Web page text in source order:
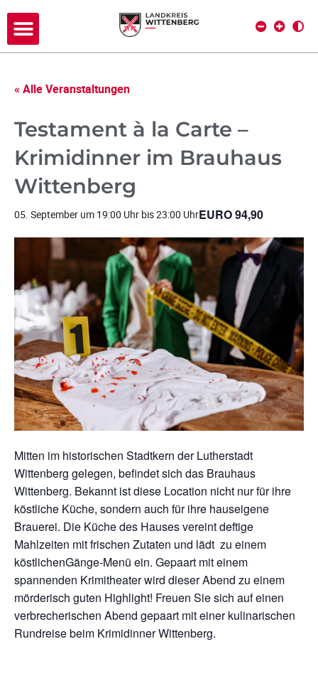
« Alle Veranstaltungen
Testament à la Carte –
Krimidinner im Brauhaus
Wittenberg
05. September um 19:00 Uhr bis23:00 UhrEURO 94,90
Mitten im historischen Stadtkern der Lutherstadt
Wittenberg gelegen, befindet sich das Brauhaus
Wittenberg. Bekannt ist diese Location nicht nur für ihre
köstliche Küche, sondern auch für ihre hauseigene
Brauerei. Die Küche des Hauses vereint deftige
Mahlzeiten mit frischen Zutaten und lädt zu einem
köstlichenGänge-Menü ein. Gepaart mit einem
spannenden Krimitheater wird dieser Abend zu einem
mörderisch guten Highlight! Freuen Sie sich auf einen
verbrecherischen Abend gepaart mit einer kulinarischen
Rundreise beim Krimidinner Wittenberg.